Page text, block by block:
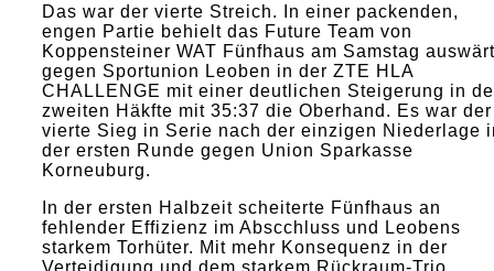
Das war der vierte Streich. In einer packenden,
engen Partie behielt das Future Team von
Koppensteiner WAT Fünfhaus am Samstag
gegen Sportunion Leoben in der ZTE HLA
CHALLENGE mit einer deutlichen Steigerung in
zweiten Häkfte mit 35:37 die Oberhand. Es war der
vierte Sieg in Serie nach der einzigen Niederlage
der ersten Runde gegen Union Sparkasse
Korneuburg.
In der ersten Halbzeit scheiterte Fünfhaus an
fehlender Effizienz im Abscchluss und Leobens
starkem Torhüter. Mit mehr Konsequenz in der
Verteidigung und dem starkem Rückraum-Trio